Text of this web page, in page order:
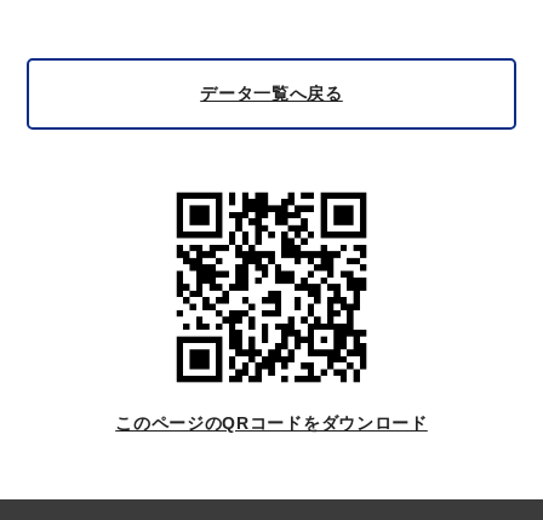
データ一覧へ戻る
このページのQRコードをダウンロード